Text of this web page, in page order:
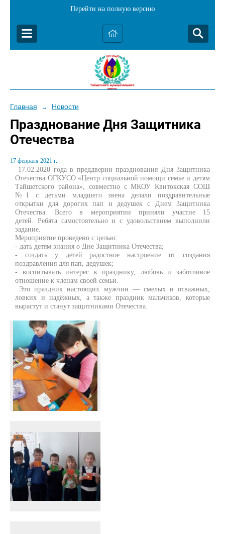
Перейти на полную версию
Главная → Новости
Празднование Дня Защитника
Отечества
17 февраля 2021 г.
17.02.2020 года в преддверии празднования Дня Защитника
Отечества ОГКУСО «Центр социальной помощи семье и детям
Тайшетского района», совместно с МКОУ Квитокская СОШ
№1 с детьми младшего звена делали поздравительные
открытки для дорогих пап и дедушек с Днем Защитника
Отечества. Всего в мероприятии приняли участие 15
детей. Ребята самостоятельно и с удовольствием выполнили
задание.
Мероприятие проведено с целью:
- дать детям знания о Дне Защитника Отечества;
- создать у детей радостное настроение от создания
поздравления для пап, дедушек;
- воспитывать интерес к празднику, любовь и заботливое
отношение к членам своей семьи.
Это праздник настоящих мужчин — смелых и отважных,
ловких и надёжных, а также праздник мальчиков, которые
вырастут и станут защитниками Отечества.